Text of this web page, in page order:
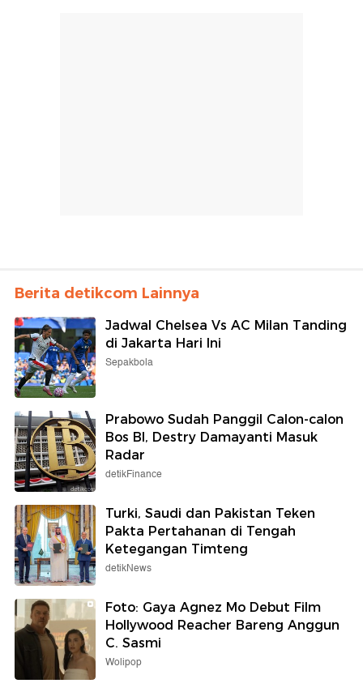
Berita detikcom Lainnya
Jadwal Chelsea Vs AC Milan Tanding
di Jakarta Hari Ini
Sepakbola
Prabowo Sudah Panggil Calon-calon
Bos BI, Destry Damayanti Masuk
Radar
detikFinance
Turki, Saudi dan Pakistan Teken
Pakta Pertahanan di Tengah
Ketegangan Timteng
detikNews
Foto: Gaya Agnez Mo Debut Film
Hollywood Reacher Bareng Anggun
C. Sasmi
Wolipop